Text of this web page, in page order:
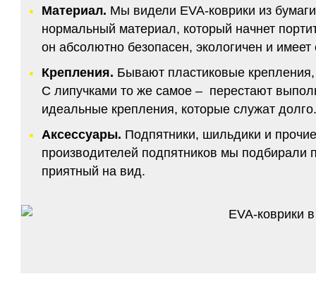
Материал. Мы видели EVA-коврики из
нормальный материал, который начнет
он абсолютно безопасен, экологичен и
Крепления. Бывают пластиковые
С липучками то же самое – перестают
идеальные крепления, которые служат
Аксессуары. Подпятники, шильдики и
производителей подпятников мы подбирали
приятный на вид.